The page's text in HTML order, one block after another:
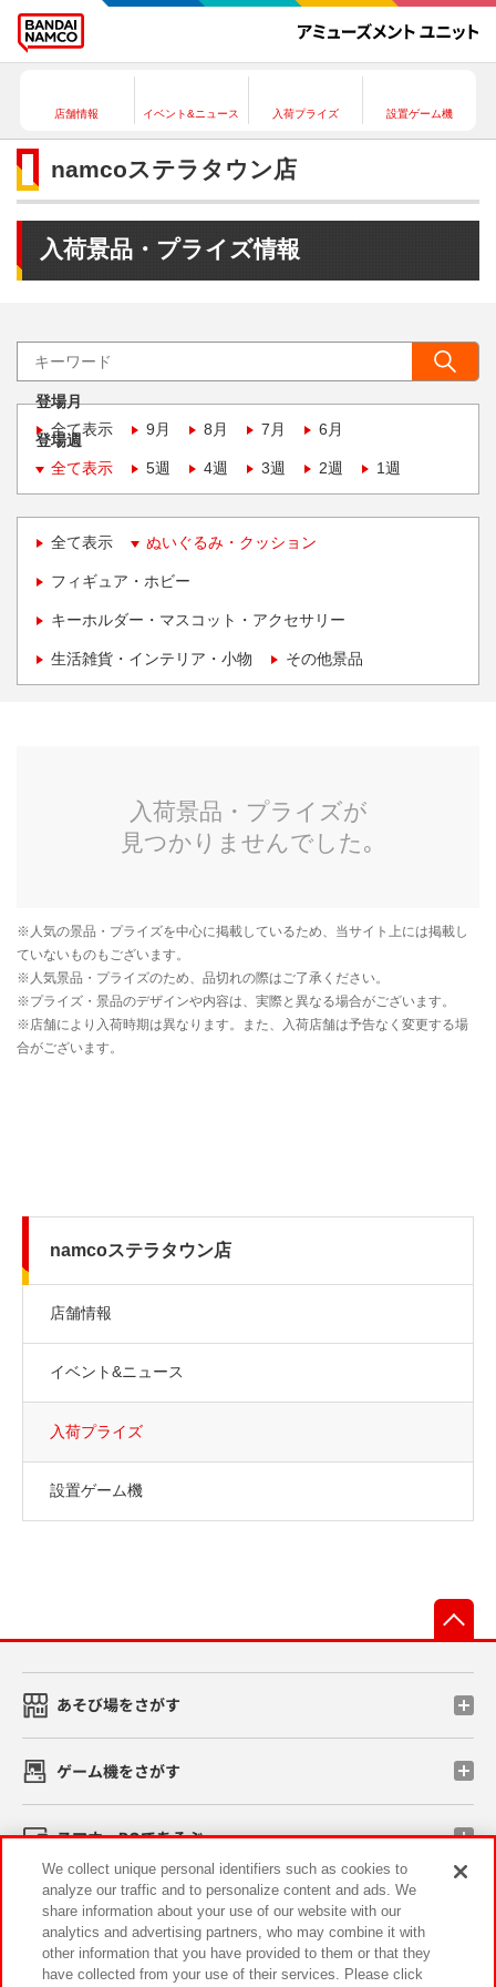
店舗情報 イベント&ニュース 入荷プライズ 設置ゲーム機
namcoステラタウン店
入荷景品・プライズ情報
登場月
全て表示
9月 8月 7月 6月
登場週
全て表示
5週 4週 3週 2週 1週
全て表示 ぬいぐるみ・クッション
フィギュア・ホビー
キーホルダー・マスコット・アクセサリー
生活雑貨・インテリア・小物 その他景品
namcoステラタウン店
店舗情報
イベント&ニュース
入荷プライズ
設置ゲーム機
あそび場をさがす
ゲーム機をさがす
スマホ・PCであそぶ
イベント・キャンペーン
We collect unique personal identifiers such as cookies to
analyze our traffic and to personalize content and ads. We
share information about your use of our website with our
analytics and advertising partners, who may combine it with
other information that you have provided to them or that they
have collected from your use of their services. Please click